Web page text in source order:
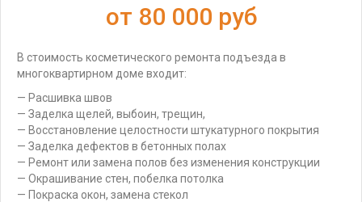
от 80 000 руб
В стоимость косметического ремонта подъезда в
многоквартирном доме входит:
— Расшивка швов
— Заделка щелей, выбоин, трещин,
— Восстановление целостности штукатурного покрытия
— Заделка дефектов в бетонных полах
— Ремонт или замена полов без изменения конструкции
— Окрашивание стен, побелка потолка
— Покраска окон, замена стекол